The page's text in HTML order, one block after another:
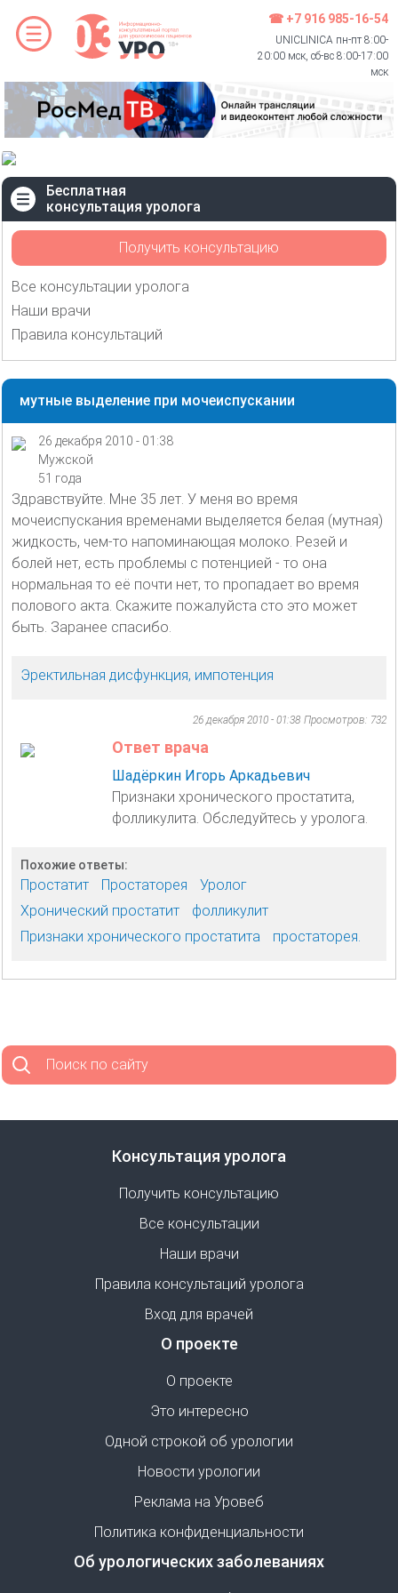
☎ +7 916 985-16-54
UNICLINICA пн-пт 8:00-
20:00 мск, сб-вс 8:00-17:00
мск
Бесплатная
консультация уролога
Получить консультацию
Все консультации уролога
Наши врачи
Правила консультаций
мутные выделение при мочеиспускании
26 декабря 2010 - 01:38
Мужской
51 года
Здравствуйте. Мне 35 лет. У меня во время
мочеиспускания временами выделяется белая (мутная)
жидкость, чем-то напоминающая молоко. Резей и
болей нет, есть проблемы с потенцией - то она
нормальная то её почти нет, то пропадает во время
полового акта. Скажите пожалуйста сто это может
быть. Заранее спасибо.
Эректильная дисфункция, импотенция
26 декабря 2010 - 01:38 Просмотров: 732
Ответ врача
Шадёркин Игорь Аркадьевич
Признаки хронического простатита,
фолликулита. Обследуйтесь у уролога.
Похожие ответы:
Простатит Простаторея
Уролог
Хронический простатит
фолликулит
Признаки хронического простатита
простаторея.
Поиск по сайту
Консультация уролога
Получить консультацию
Все консультации
Наши врачи
Правила консультаций уролога
Вход для врачей
О проекте
О проекте
Это интересно
Одной строкой об урологии
Новости урологии
Реклама на Уровеб
Политика конфиденциальности
Об урологических заболеваниях